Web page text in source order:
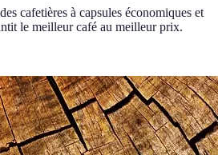
cafetières à capsules économiques et
le meilleur café au meilleur prix.